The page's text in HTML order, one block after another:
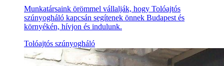
Munkatársaink örömmel vállalják, hogy Tolóajtós
szúnyogháló kapcsán segítenek önnek Budapest és
környékén, hívjon és indulunk.
Tolóajtós szúnyogháló